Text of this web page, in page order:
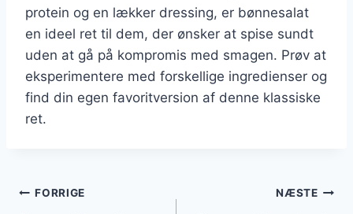
protein og en lækker dressing, er bønnesalat
en ideel ret til dem, der ønsker at spise sundt
uden at gå på kompromis med smagen. Prøv at
eksperimentere med forskellige ingredienser og
find din egen favoritversion af denne klassiske
ret.
Indlægsnavigation
FORRIGE NÆSTE